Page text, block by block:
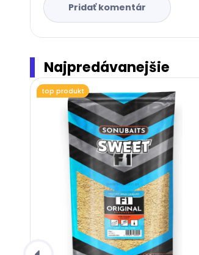
Pridať komentár
Najpredávanejšie
top produkt